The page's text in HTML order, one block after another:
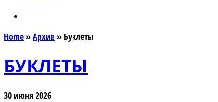
Home »Архив » Буклеты
БУКЛЕТЫ
30 июня 2026